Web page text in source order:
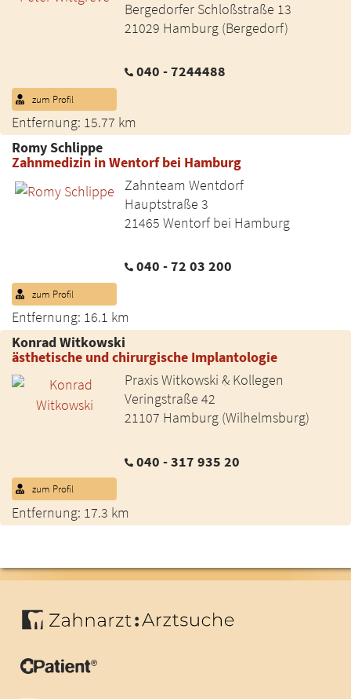
Bergedorfer Schloßstraße 13
21029 Hamburg (Bergedorf)
040 - 7244488
Entfernung: 15.77 km
zum Profil
Romy Schlippe
Zahnmedizin in Wentorf bei Hamburg
Zahnteam Wentdorf
Hauptstraße 3
21465 Wentorf bei Hamburg
040 - 72 03 200
Entfernung: 16.1 km
zum Profil
Konrad Witkowski
ästhetische und chirurgische Implantologie
Praxis Witkowski & Kollegen
Veringstraße 42
21107 Hamburg (Wilhelmsburg)
040 - 317 935 20
Entfernung: 17.3 km
zum Profil